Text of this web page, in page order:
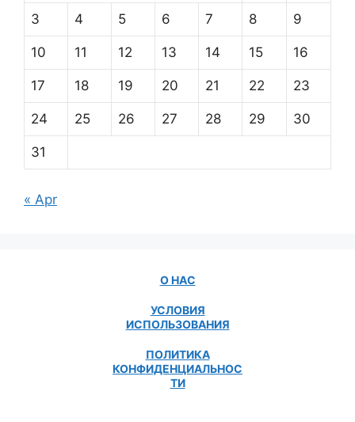
3 4 5 6 7 8 9
10 11 12 13 14 15 16
17 18 19 20 21 22 23
24 25 26 27 28 29 30
31
« Apr
О НАС
УСЛОВИЯ
ИСПОЛЬЗОВАНИЯ
ПОЛИТИКА
КОНФИДЕНЦИАЛЬНОС
ТИ